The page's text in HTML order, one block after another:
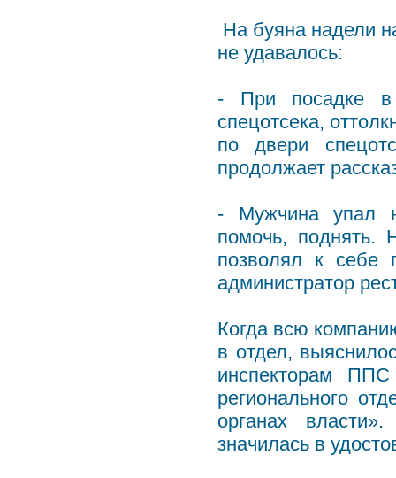
На буяна надели
не удавалось:
- При посадке в
спецотсека,
по двери
продолжает
- Мужчина упал
помочь, поднять.
позволял к себе
администратор
Когда всю
в отдел,
инспекторам
регионального
органах
значилась в